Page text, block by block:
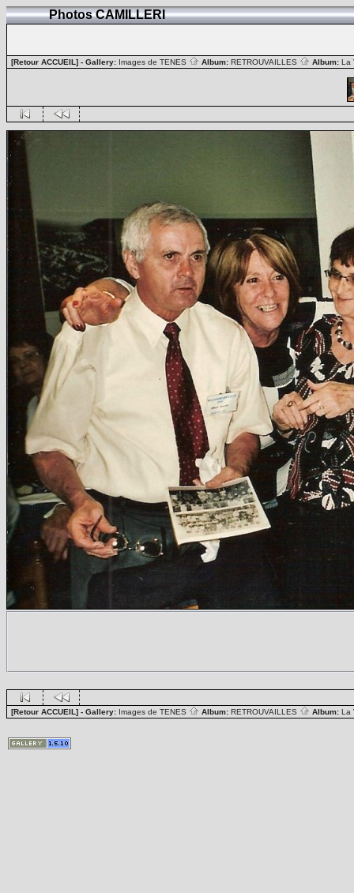
Photos CAMILLERI
[Retour ACCUEIL] - Gallery: Images de TENES Album: RETROUVAILLES Album: La
[Retour ACCUEIL] - Gallery: Images de TENES Album: RETROUVAILLES Album: La